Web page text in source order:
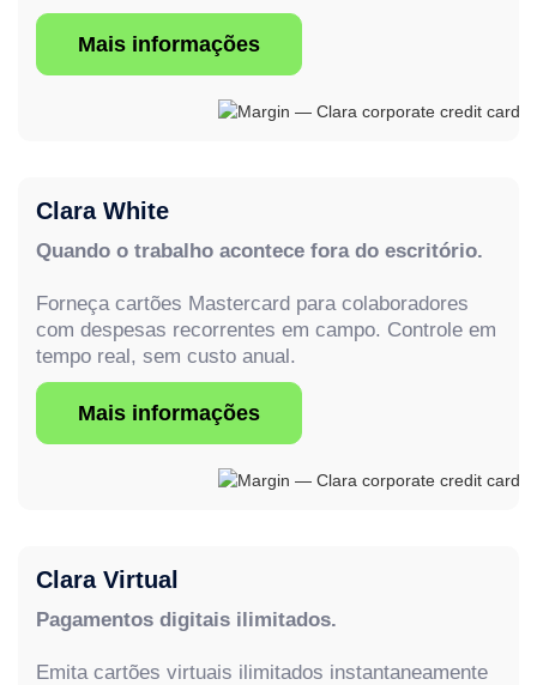
Mais informações
Clara White
Quando o trabalho acontece fora do escritório.
Forneça cartões Mastercard para colaboradores
com despesas recorrentes em campo. Controle em
tempo real, sem custo anual.
Mais informações
Clara Virtual
Pagamentos digitais ilimitados.
Emita cartões virtuais ilimitados instantaneamente